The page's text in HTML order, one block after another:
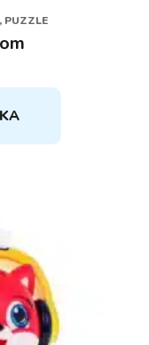
PUZZLE